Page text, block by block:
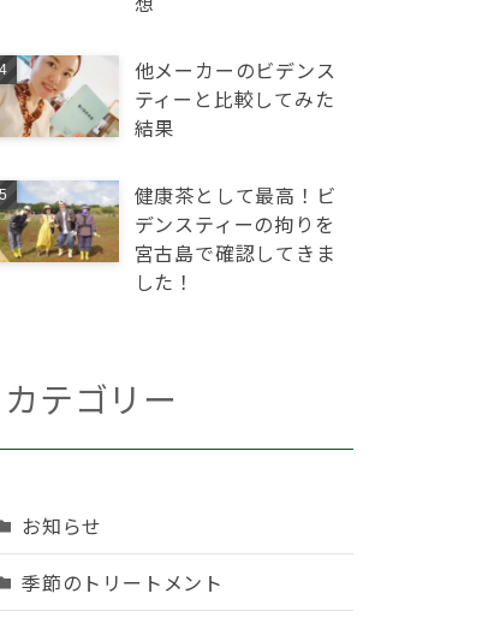
他メーカーのビデンス
ティーと比較してみた
結果
健康茶として最高！ビ
デンスティーの拘りを
宮古島で確認してきま
した！
カテゴリー
お知らせ
季節のトリートメント